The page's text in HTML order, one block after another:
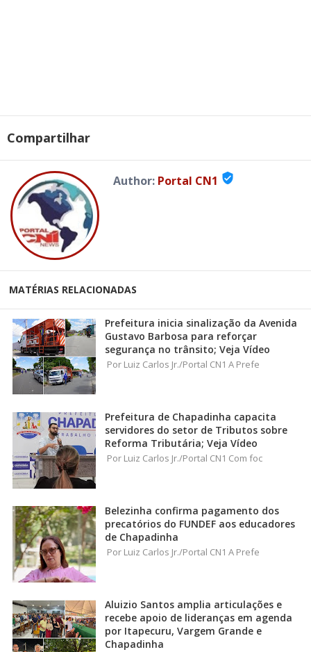
Compartilhar
Author: Portal CN1 verified_user
MATÉRIAS RELACIONADAS
Prefeitura inicia sinalização da Avenida
Gustavo Barbosa para reforçar
segurança no trânsito; Veja Vídeo
Por Luiz Carlos Jr./Portal CN1 A Prefe
Prefeitura de Chapadinha capacita
servidores do setor de Tributos sobre
Reforma Tributária; Veja Vídeo
Por Luiz Carlos Jr./Portal CN1 Com foc
Belezinha confirma pagamento dos
precatórios do FUNDEF aos educadores
de Chapadinha
Por Luiz Carlos Jr./Portal CN1 A Prefe
Aluizio Santos amplia articulações e
recebe apoio de lideranças em agenda
por Itapecuru, Vargem Grande e
Chapadinha